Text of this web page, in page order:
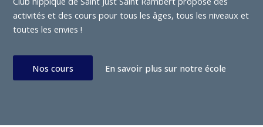
activités et des cours pour tous les âges, tous les niveaux et
toutes les envies !
Nos cours En savoir plus sur notre école